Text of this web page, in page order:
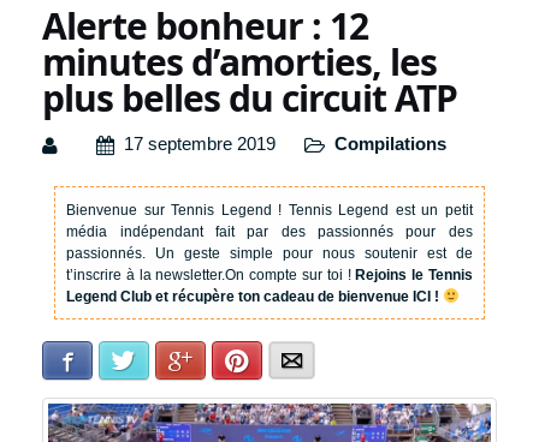
Alerte bonheur : 12
minutes d’amorties, les
plus belles du circuit ATP
17 septembre 2019 Compilations
Bienvenue sur Tennis Legend ! Tennis Legend est un petit
média indépendant fait par des passionnés pour des
passionnés. Un geste simple pour nous soutenir est de
t’inscrire à la newsletter.On compte sur toi !Rejoins le Tennis
Legend Club et récupère ton cadeau de bienvenue ICI !
Facebook Twitter Google+Pinterest